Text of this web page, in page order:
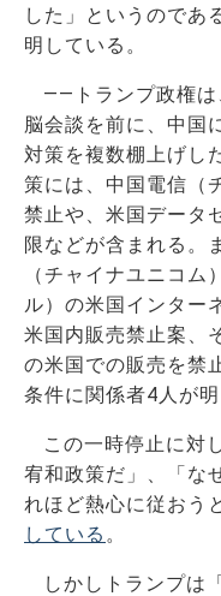
した」というのであ
明している。
――トランプ政権は
脳会談を前に、中国
対策を複数棚上げし
策には、中国電信（
禁止や、米国データ
限などが含まれる。
（チャイナユニコム
ル）の米国インター
米国内販売禁止案、
の米国での販売を禁
条件に関係者4人が
この一時停止に対
宥和政策だ」、「な
れほど熱心に従おう
している 。
しかしトランプは